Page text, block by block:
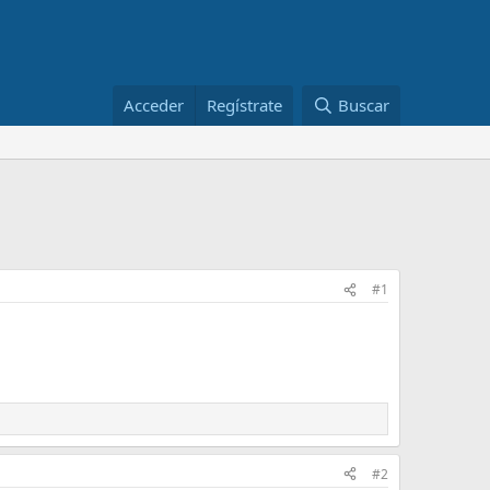
Acceder Regístrate Buscar
#1
#2